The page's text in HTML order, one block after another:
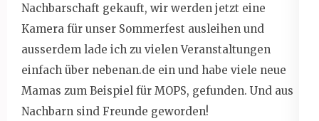
Nachbarschaft gekauft, wir werden jetzt eine
Kamera für unser Sommerfest ausleihen und
ausserdem lade ich zu vielen Veranstaltungen
einfach über nebenan.de ein und habe viele neue
Mamas zum Beispiel für MOPS, gefunden. Und aus
Nachbarn sind Freunde geworden!